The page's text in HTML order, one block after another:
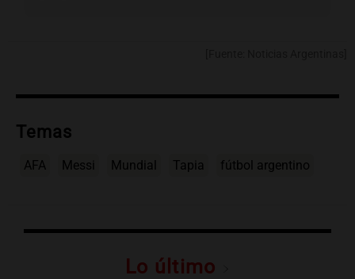
Temas
AFA Messi Mundial Tapia fútbol argentino
Lo último